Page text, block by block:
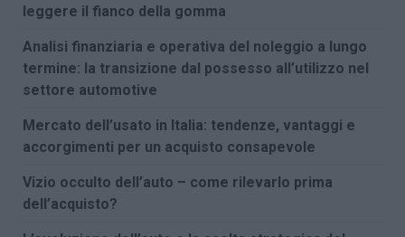
leggere il fianco della gomma
Analisi finanziaria e operativa del noleggio a lungo
termine: la transizione dal possesso all’utilizzo nel
settore automotive
Mercato dell’usato in Italia: tendenze, vantaggi e
accorgimenti per un acquisto consapevole
Vizio occulto dell’auto – come rilevarlo prima
dell’acquisto?